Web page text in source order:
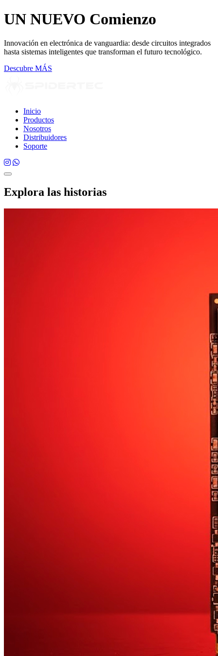
UN NUEVO Comienzo
Innovación en electrónica de vanguardia: desde circuitos integrados
hasta sistemas inteligentes que transforman el futuro tecnológico.
Descubre MÁS
Inicio
Productos
Nosotros
Distribuidores
Soporte
Explora las historias